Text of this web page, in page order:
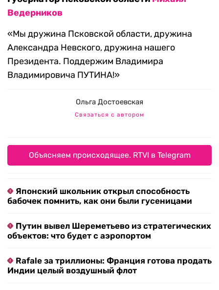
Ведерников
«Мы дружина Псковской области, дружина
Александра Невского, дружина нашего
Президента. Поддержим Владимира
Владимировича ПУТИНА!»
Ольга Достоевская
Связаться с автором
Объясняем происходящее. RTVI в Telegram
Японский школьник открыл способность
бабочек помнить, как они были гусеницами
Путин вывел Шереметьево из стратегических
объектов: что будет с аэропортом
Rafale за триллионы: Франция готова продать
Индии целый воздушный флот